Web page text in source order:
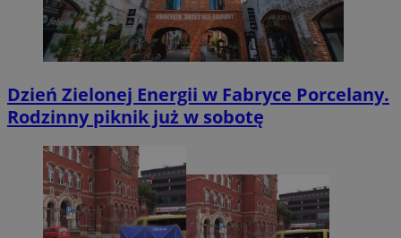
Dzień Zielonej Energii w Fabryce Porcelany.
Rodzinny piknik już w sobotę